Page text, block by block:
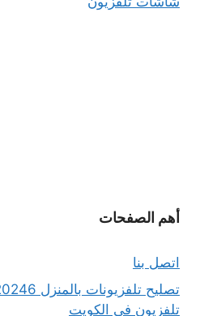
أهم الصفحات
اتصل بنا
تلفزيون في الكويت